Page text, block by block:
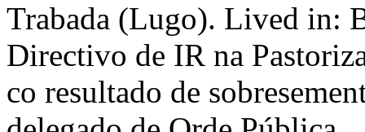
Trabada (Lugo). Lived in:
Directivo de IR na
co resultado de